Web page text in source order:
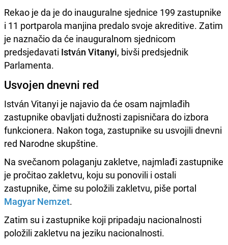
Rekao je da je do inauguralne sjednice 199 zastupnike
i 11 portparola manjina predalo svoje akreditive. Zatim
je naznačio da će inauguralnom sjednicom
predsjedavati István Vitanyi, bivši predsjednik
Parlamenta.
Usvojen dnevni red
István Vitanyi je najavio da će osam najmlađih
zastupnike obavljati dužnosti zapisničara do izbora
funkcionera. Nakon toga, zastupnike su usvojili dnevni
red Narodne skupštine.
Na svečanom polaganju zakletve, najmlađi zastupnike
je pročitao zakletvu, koju su ponovili i ostali
zastupnike, čime su položili zakletvu, piše portal
Magyar Nemzet.
Zatim su i zastupnike koji pripadaju nacionalnosti
položili zakletvu na jeziku nacionalnosti.